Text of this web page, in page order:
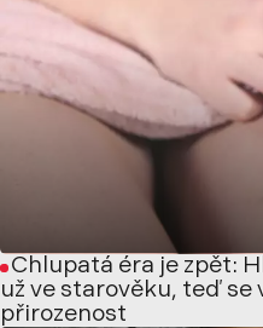
Chlupatá éra je zpět:
už ve starověku, teď se
přirozenost